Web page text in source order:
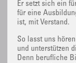
Er setzt sich ein
für eine
ist, mit Verstand.
So lasst uns
und unterstützen
Denn berufliche